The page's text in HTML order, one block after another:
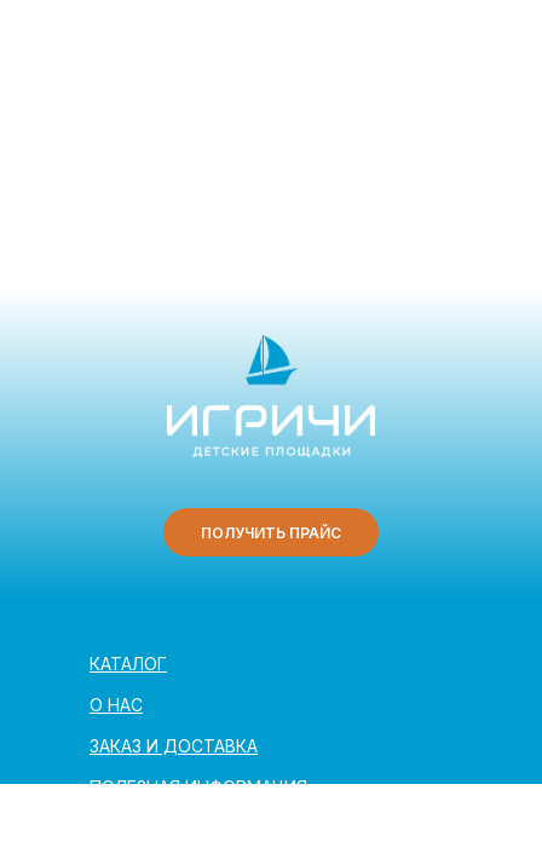
ПОЛЕЗНАЯ ИНФОРМАЦИЯ
ЗАКАЗ И ДОСТАВКА
О НАС
КАТАЛОГ
ПОЛУЧИТЬ ПРАЙС